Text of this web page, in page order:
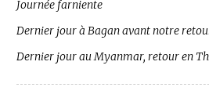
Journée farniente
Dernier jour à Bagan avant notre
Dernier jour au Myanmar, retour en